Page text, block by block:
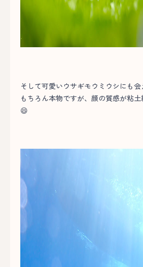
そして可愛いウサギモウミウシにも会
もちろん本物ですが、顔の質感が粘
😄